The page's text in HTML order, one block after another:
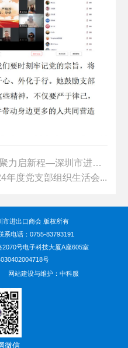
上一篇：【商会党建】凝心聚力启新程—深圳市进出口...
年度党支部组织生活会...
市进出口商会 版权所有
电话：0755-83793191
号电子科技大厦A座605室
号
网站建设与维护：中科服
微信